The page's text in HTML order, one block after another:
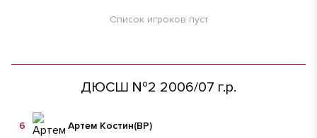
Список игроков пуст
ДЮСШ №2 2006/07 г.р.
Артем Костин(ВР)
6